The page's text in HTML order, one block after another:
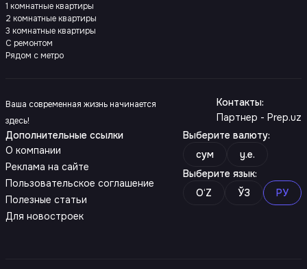
1 комнатные квартиры
2 комнатные квартиры
3 комнатные квартиры
С ремонтом
Рядом с метро
Ваша современная жизнь начинается
здесь!
Контакты:
Партнер - Prep.uz
Дополнительные ссылки
О компании
Реклама на сайте
Пользовательское соглашение
Полезные статьи
Для новостроек
Выберите валюту:
сум
y.e.
Выберите язык:
O‘Z
ЎЗ РУ